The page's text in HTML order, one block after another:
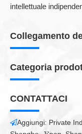
Funzioni e
plastiche ecc.
intellettuale
Collegamento
Categoria
CONTATTACI
Aggiungi: Private